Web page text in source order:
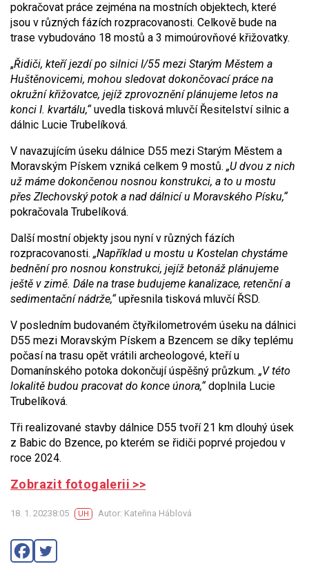
pokračovat práce zejména na mostních objektech, které
jsou v různých fázích rozpracovanosti. Celkově bude na
trase vybudováno 18 mostů a 3 mimoúrovňové křižovatky.
„Řidiči, kteří jezdí po silnici I/55 mezi Starým Městem a
Huštěnovicemi, mohou sledovat dokončovací práce na
okružní křižovatce, jejíž zprovoznění plánujeme letos na
konci I. kvartálu,“uvedla tisková mluvčí Řesitelství silnic a
dálnic Lucie Trubelíková.
V navazujícím úseku dálnice D55 mezi Starým Městem a
Moravským Pískem vzniká celkem 9 mostů. „U dvou z nich
už máme dokončenou nosnou konstrukci, a to u mostu
přes Zlechovský potok a nad dálnicí u Moravského Písku,“
pokračovala Trubelíková.
Další mostní objekty jsou nyní v různých fázích
rozpracovanosti. „Například u mostu u Kostelan chystáme
bednění pro nosnou konstrukci, jejíž betonáž plánujeme
ještě v zimě. Dále na trase budujeme kanalizace, retenční a
sedimentační nádrže,“upřesnila tisková mluvčí ŘSD.
V posledním budovaném čtyřkilometrovém úseku na dálnici
D55 mezi Moravským Pískem a Bzencem se díky teplému
počasí na trasu opět vrátili archeologové, kteří u
Domanínského potoka dokončují úspěšný průzkum. „V této
lokalitě budou pracovat do konce února,“doplnila Lucie
Trubelíková.
Tři realizované stavby dálnice D55 tvoří 21 km dlouhý úsek
z Babic do Bzence, po kterém se řidiči poprvé projedou v
roce 2024.
Zobrazit fotogalerii >>
18. 1. 20238:05 UH Autor: Kateřina Háblová